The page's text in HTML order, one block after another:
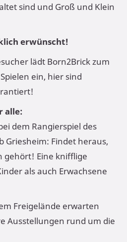
sind und Groß und Klein
erwünscht!
lädt Born2Brick zum
ein, hier sind
alle:
dem Rangierspiel des
Griesheim: Findet heraus,
gehört! Eine knifflige
als auch Erwachsene
Freigelände erwarten
Ausstellungen rund um die